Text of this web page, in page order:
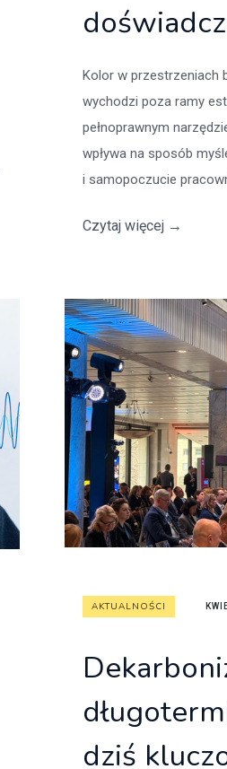
Kolor w przestrzeniach
wychodzi poza ramy
pełnoprawnym
wpływa na sposób
i samopoczucie
Czytaj więcej →
AKTUALNOŚCI
dziś